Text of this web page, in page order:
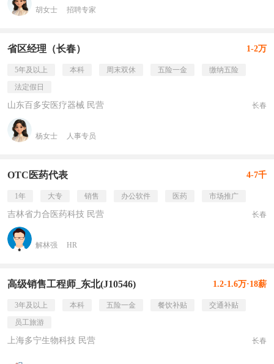
胡女士 招聘专家
省区经理（长春） 1-2万
5年及以上 本科 周末双休 五险一金
缴纳五险
法定假日
山东百多安医疗器械 民营 长春
杨女士 人事专员
OTC医药代表 4-7千
1年 大专 销售 办公软件 医药 市场推广
吉林省力合医药科技 民营 长春
解林强 HR
高级销售工程师_东北(J10546) 1.2-1.6万·18薪
3年及以上 本科 五险一金 餐饮补贴
交通补贴
员工旅游
上海多宁生物科技 民营 长春